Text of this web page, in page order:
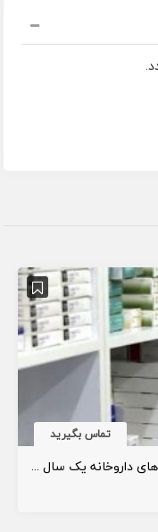
تماس بگیرید
واگذاری تجهیزات و دکور و کانتر و قفسه های داروخانه یک سال تاسیس